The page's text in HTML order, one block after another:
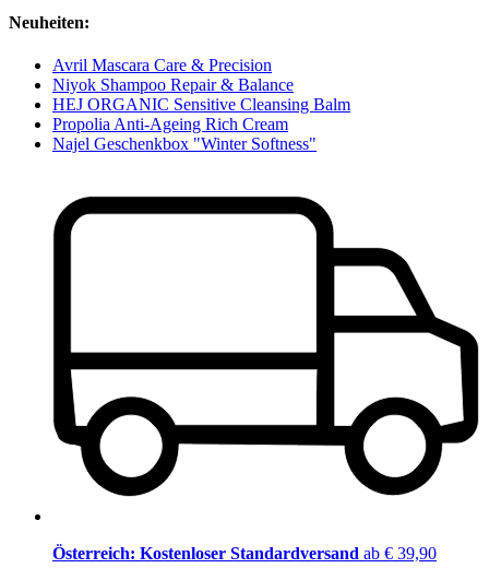
Neuheiten:
Avril Mascara Care & Precision
Niyok Shampoo Repair & Balance
HEJ ORGANIC Sensitive Cleansing Balm
Propolia Anti-Ageing Rich Cream
Najel Geschenkbox "Winter Softness"
Österreich: Kostenloser Standardversand ab € 39,90